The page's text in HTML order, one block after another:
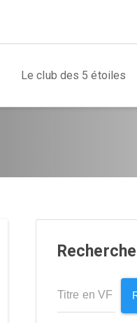
Le club des 5 étoiles